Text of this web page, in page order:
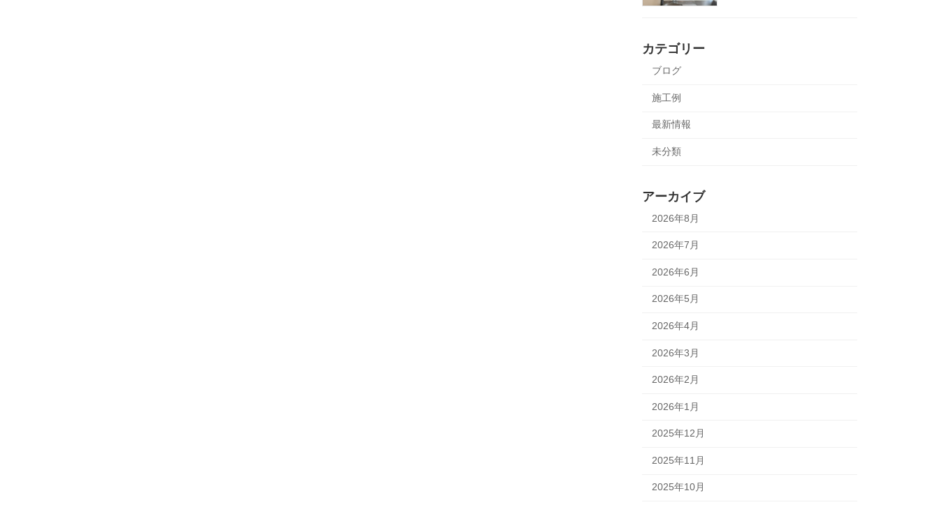
カテゴリー
ブログ
施工例
最新情報
未分類
アーカイブ
2026年8月
2026年7月
2026年6月
2026年5月
2026年4月
2026年3月
2026年2月
2026年1月
2025年12月
2025年11月
2025年10月